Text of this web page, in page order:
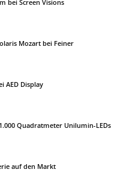
bei Screen Visions
Mozart bei Feiner
AED Display
Quadratmeter Unilumin-LEDs
auf den Markt